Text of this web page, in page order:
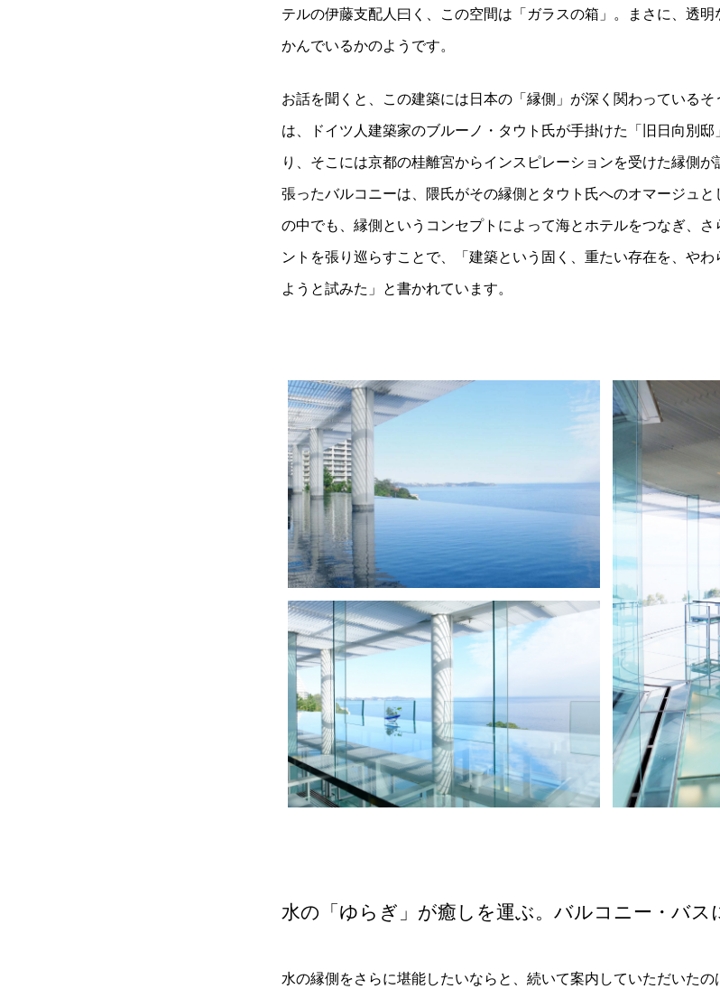
テルの伊藤支配人曰く、この空間は「ガラスの箱」。まさに、透
かんでいるかのようです。
お話を聞くと、この建築には日本の「縁側」が深く関わっている
は、ドイツ人建築家のブルーノ・タウト氏が手掛けた「旧日向別
り、そこには京都の桂離宮からインスピレーションを受けた縁側
張ったバルコニーは、隈氏がその縁側とタウト氏へのオマージュ
の中でも、縁側というコンセプトによって海とホテルをつなぎ、
ントを張り巡らすことで、「建築という固く、重たい存在を、や
ようと試みた」と書かれています。
水の「ゆらぎ」が癒しを運ぶ。バルコニー・バス
水の縁側をさらに堪能したいならと、続いて案内していただいた